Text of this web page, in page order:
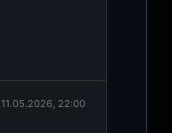
11.05.2026, 22:00